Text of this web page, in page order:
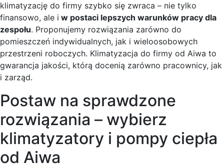
klimatyzację do firmy szybko się zwraca – nie tylko
finansowo, ale i w postaci lepszych warunków pracy dla
zespołu. Proponujemy rozwiązania zarówno do
pomieszczeń indywidualnych, jak i wieloosobowych
przestrzeni roboczych. Klimatyzacja do firmy od Aiwa to
gwarancja jakości, którą docenią zarówno pracownicy, jak
i zarząd.
Postaw na sprawdzone
rozwiązania – wybierz
klimatyzatory i pompy ciepła
od Aiwa